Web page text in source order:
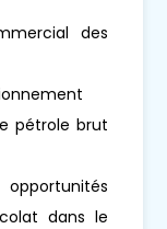
des
pétrole brut
dans le